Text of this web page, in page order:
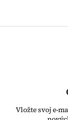
Vložte svoj e-